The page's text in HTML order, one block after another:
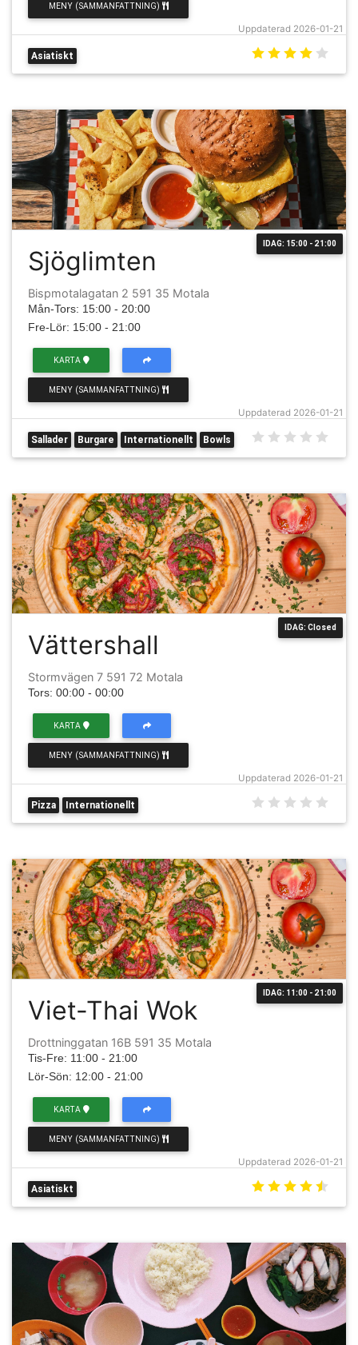
Uppdaterad 2026-01-21
MENY (SAMMANFATTNING)
Asiatiskt
IDAG: 15:00 - 21:00
Sjöglimten
Bispmotalagatan 2 591 35 Motala
Mån-Tors: 15:00 - 20:00
Fre-Lör: 15:00 - 21:00
Uppdaterad 2026-01-21
KARTA
MENY (SAMMANFATTNING)
Sallader Burgare Internationellt Bowls
IDAG: Closed
Vättershall
Stormvägen 7 591 72 Motala
Tors: 00:00 - 00:00
Uppdaterad 2026-01-21
KARTA
MENY (SAMMANFATTNING)
Pizza Internationellt
IDAG: 11:00 - 21:00
Viet-Thai Wok
Drottninggatan 16B 591 35 Motala
Tis-Fre: 11:00 - 21:00
Lör-Sön: 12:00 - 21:00
Uppdaterad 2026-01-21
KARTA
MENY (SAMMANFATTNING)
Asiatiskt